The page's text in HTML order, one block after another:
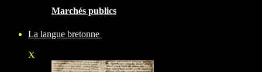
Marchés publics
La langue bretonne
X